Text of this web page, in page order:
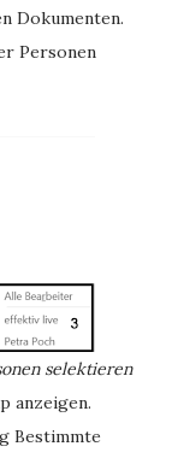
Dokumenten.
Personen
selektieren
anzeigen.
Bestimmte